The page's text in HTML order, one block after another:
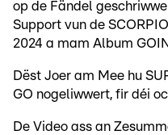
op de Fändel
Support vun de
2024 a mam Album
Dëst Joer am Mee hu
GO nogeliwwert, fir déi
De Video ass an